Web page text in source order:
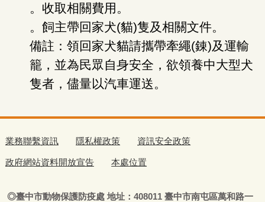
。收取相關費用。
。飼主帶回家犬(貓)隻及相關文件。
備註：領回家犬貓請攜帶牽繩(錬)及運輸
籠，並為民眾自身安全，欲領養中大型犬
隻者，儘量以汽車運送。
業務聯繫資訊 隱私權政策 資訊安全政策
政府網站資料開放宣告 本處位置
◎臺中市動物保護防疫處地址：408011 臺中市南屯區萬和路一